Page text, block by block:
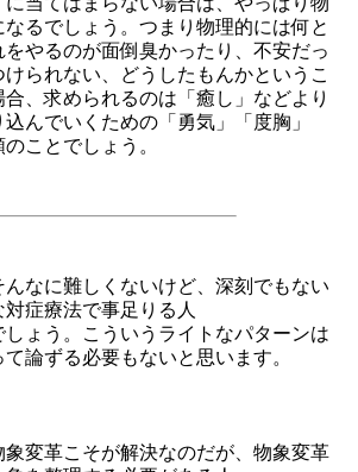
るでしょう。つまり物理的には何と
やるのが面倒臭かったり、不安だっ
られない、どうしたもんかというこ
、求められるのは「癒し」などより
んでいくための「勇気」「度胸」
ことでしょう。
んなに難しくないけど、深刻でもない
症療法で事足りる人
ょう。こういうライトなパターンは
論ずる必要もないと思います。
象変革こそが解決なのだが、物象変革